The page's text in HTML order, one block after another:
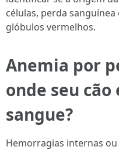
células, perda
glóbulos vermelhos.
Anemia por
onde seu
sangue?
Hemorragias internas